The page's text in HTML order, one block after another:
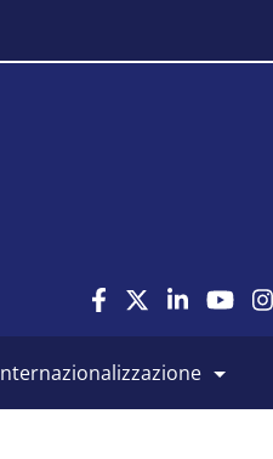
internazionalizzazione